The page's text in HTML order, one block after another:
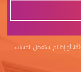
أو إذا لم يُستعمل الحساب